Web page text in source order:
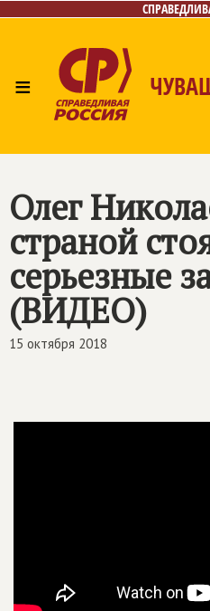
≡
Олег
страной
серьезные
(ВИДЕО)
15 октября 2018